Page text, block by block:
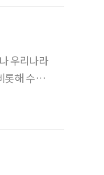
우리나라
롯해 수면